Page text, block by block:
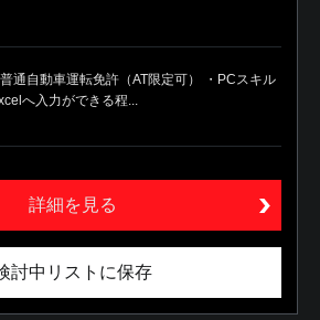
普通自動車運転免許（AT限定可） ・PCスキル
へ入力ができる程...
詳細を見る
討中リストに保存